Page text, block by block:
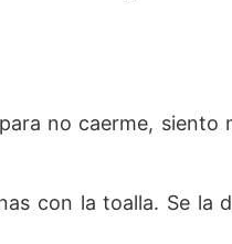
no caerme, siento
con la toalla. Se la